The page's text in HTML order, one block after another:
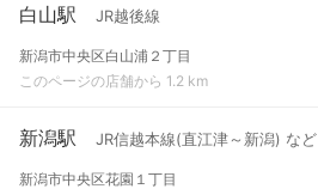
白山駅 JR越後線
新潟市中央区白山浦２丁目
このページの店舗から 1.2 km
新潟駅 JR信越本線(直江津～新潟) など
新潟市中央区花園１丁目